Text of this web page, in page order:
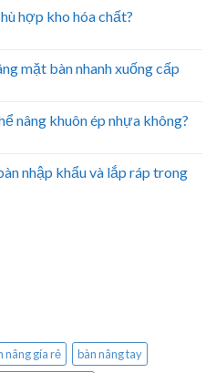
hợp kho hóa chất?
mặt bàn nhanh xuống cấp
nâng khuôn ép nhựa không?
nhập khẩu và lắp ráp trong
nâng gía rẻ bàn nâng tay